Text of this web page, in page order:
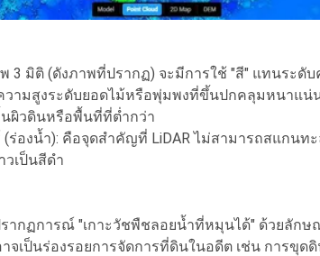
3 มิติ (ดังภาพที่ปรากฏ) จะมีการใช้ "สี" แทนระดับ
วามสูงระดับยอดไม้หรือพุ่มพงที่ขึ้นปกคลุมหนาแน่
ผิวดินหรือพื้นที่ที่ต่ำกว่า
ร่องน้ำ): คือจุดสำคัญที่ LiDAR ไม่สามารถสแกนท
เป็นสีดำ
รากฏการณ์ "เกาะวัชพืชลอยน้ำที่หมุนได้" ด้วยลั
จเป็นร่องรอยการจัดการที่ดินในอดีต เช่น การขุด